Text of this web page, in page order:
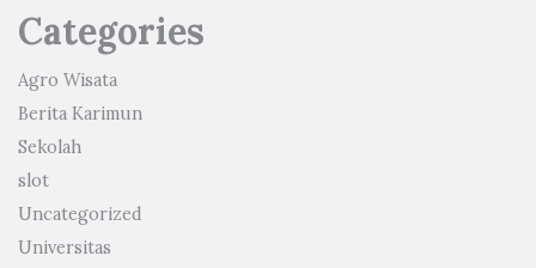
Categories
Agro Wisata
Berita Karimun
Sekolah
slot
Uncategorized
Universitas